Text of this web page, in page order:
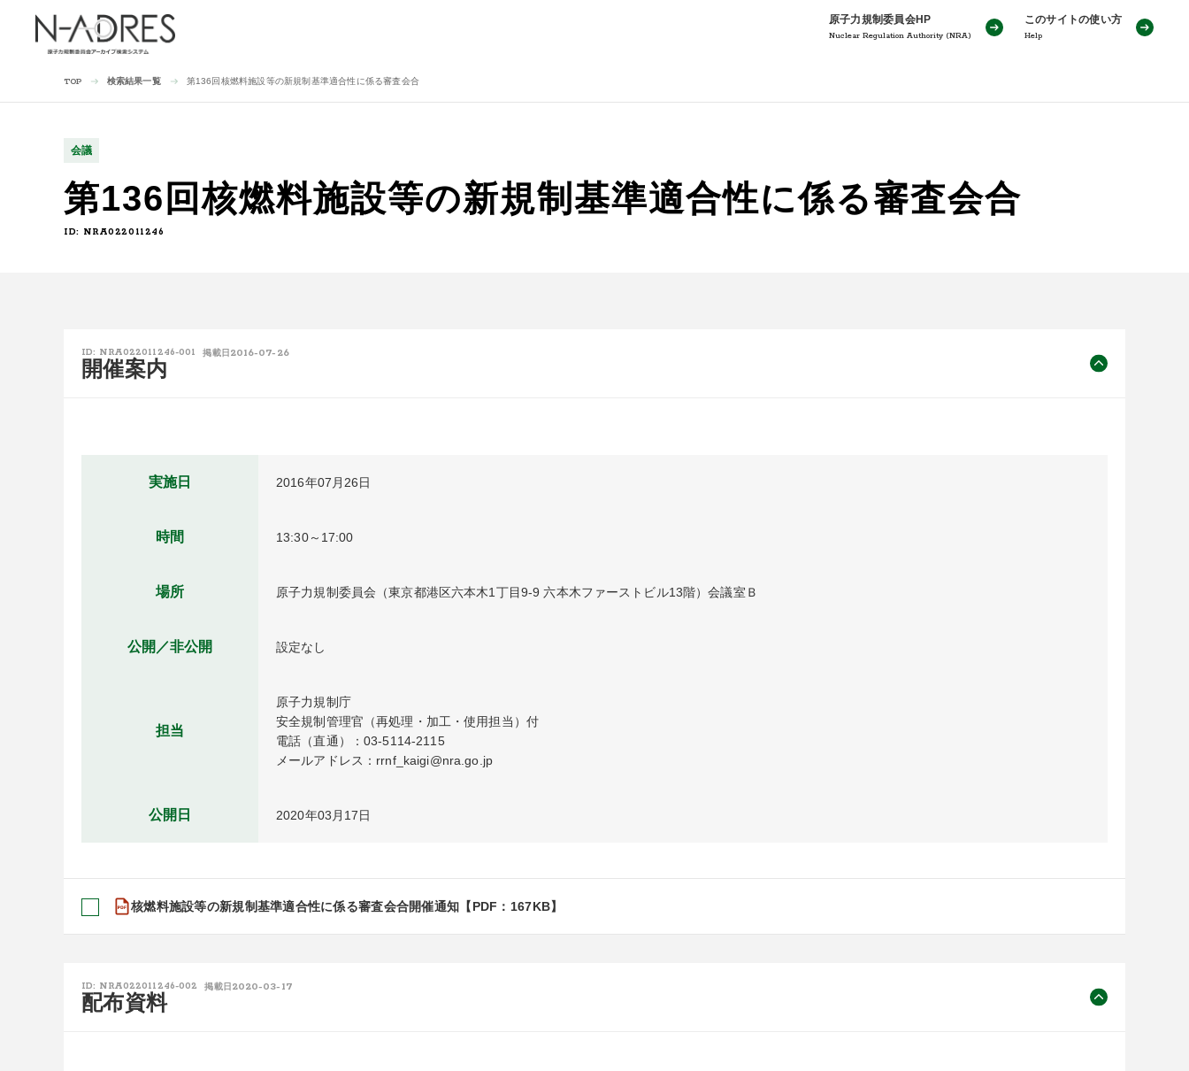
原子力規制委員会HP
Nuclear Regulation Authority (NRA)
このサイトの使い方
Help
TOP 検索結果一覧 第136回核燃料施設等の新規制基準適合性に係る審査会合
会議
第136回核燃料施設等の新規制基準適合性に係る審査会合
ID: NRA022011246
ID: NRA022011246-001 掲載日 2016-07-26
開催案内
実施日 2016年07月26日
時間 13:30～17:00
場所 原子力規制委員会（東京都港区六本木1丁目9-9 六本木ファーストビル13階）会議室Ｂ
公開／非公開 設定なし
担当
原子力規制庁
安全規制管理官（再処理・加工・使用担当）付
電話（直通）：03-5114-2115
メールアドレス：rrnf_kaigi@nra.go.jp
公開日 2020年03月17日
核燃料施設等の新規制基準適合性に係る審査会合開催通知【PDF：167KB】
ID: NRA022011246-002 掲載日 2020-03-17
配布資料